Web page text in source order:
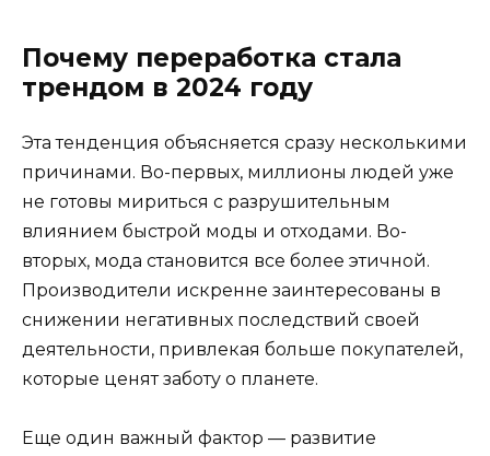
Почему переработка стала
трендом в 2024 году
Эта тенденция объясняется сразу несколькими
причинами. Во-первых, миллионы людей уже
не готовы мириться с разрушительным
влиянием быстрой моды и отходами. Во-
вторых, мода становится все более этичной.
Производители искренне заинтересованы в
снижении негативных последствий своей
деятельности, привлекая больше покупателей,
которые ценят заботу о планете.
Еще один важный фактор — развитие